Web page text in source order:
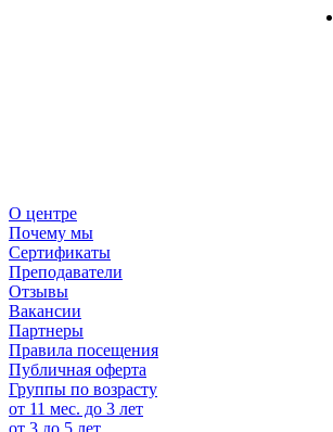
О центре
Почему мы
Сертификаты
Преподаватели
Отзывы
Вакансии
Партнеры
Правила посещения
Публичная оферта
Группы по возрасту
от 11 мес. до 3 лет
от 3 до 5 лет